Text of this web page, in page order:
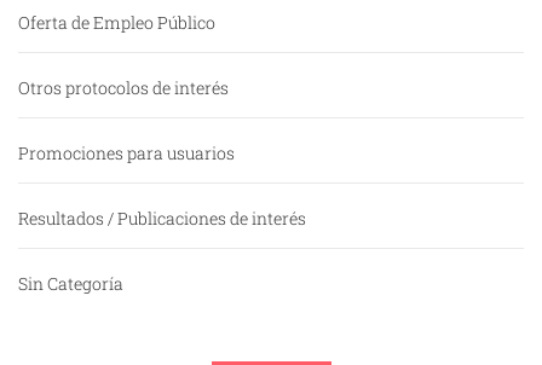
Oferta de Empleo Público
Otros protocolos de interés
Promociones para usuarios
Resultados / Publicaciones de interés
Sin Categoría